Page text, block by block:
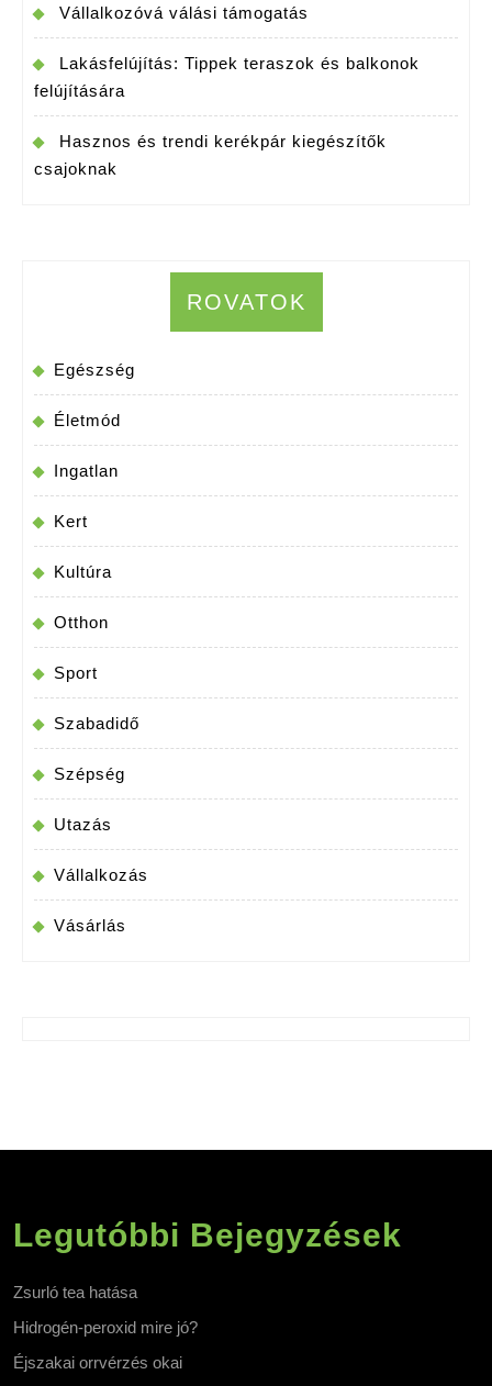
Vállalkozóvá válási támogatás
Lakásfelújítás: Tippek teraszok és balkonok
felújítására
Hasznos és trendi kerékpár kiegészítők
csajoknak
ROVATOK
Egészség
Életmód
Ingatlan
Kert
Kultúra
Otthon
Sport
Szabadidő
Szépség
Utazás
Vállalkozás
Vásárlás
Legutóbbi Bejegyzések
Zsurló tea hatása
Hidrogén-peroxid mire jó?
Éjszakai orrvérzés okai